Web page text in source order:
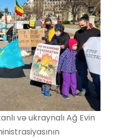
və ukraynalı Ağ Evin